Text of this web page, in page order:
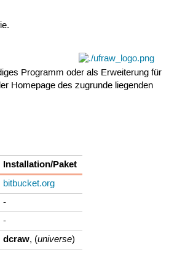
Programm oder als Erweiterung für
Homepage des zugrunde liegenden
Installation/Paket
bitbucket.org
-
-
dcraw, (universe)